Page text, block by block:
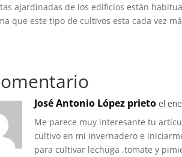
ajardinadas de los edificios están
que este tipo de cultivos esta cada vez
José Antonio López prieto el
Me parece muy interesante tu
cultivo en mi invernadero e
para cultivar lechuga ,tomate y